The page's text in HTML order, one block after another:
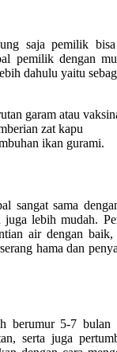
saja pemilik
pemilik dengan
dahulu yaitu
garam atau
zat kapu
ikan gurami.
sangat sama
lebih mudah.
air dengan
hama dan
5-7 bulan
serta juga